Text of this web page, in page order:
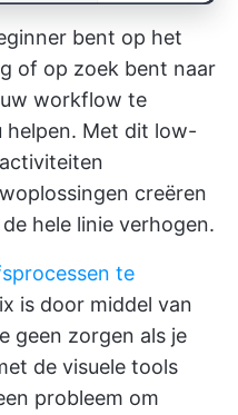
bent op het
of op zoek bent naar
workflow te
helpen. Met dit low-
creëren
hele linie verhogen.
te
is door middel van
geen zorgen als je
de visuele tools
probleem om